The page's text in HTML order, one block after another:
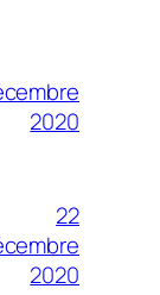
2020
22
2020